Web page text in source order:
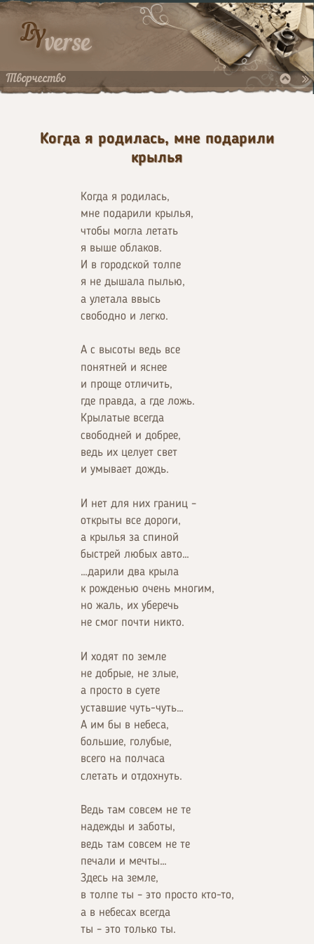
DYverse
Творчество
Когда я родилась, мне подарили
крылья
Когда я родилась,
мне подарили крылья,
чтобы могла летать
я выше облаков.
И в городской толпе
я не дышала пылью,
а улетала ввысь
свободно и легко.
А с высоты ведь все
понятней и яснее
и проще отличить,
где правда, а где ложь.
Крылатые всегда
свободней и добрее,
ведь их целует свет
и умывает дождь.
И нет для них границ –
открыты все дороги,
а крылья за спиной
быстрей любых авто…
…дарили два крыла
к рожденью очень многим,
но жаль, их уберечь
не смог почти никто.
И ходят по земле
не добрые, не злые,
а просто в суете
уставшие чуть-чуть…
А им бы в небеса,
большие, голубые,
всего на полчаса
слетать и отдохнуть.
Ведь там совсем не те
надежды и заботы,
ведь там совсем не те
печали и мечты…
Здесь на земле,
в толпе ты – это просто кто-то,
а в небесах всегда
ты – это только ты.